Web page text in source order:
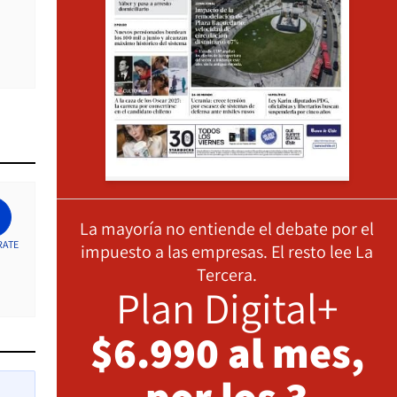
La mayoría no entiende el debate por el
impuesto a las empresas. El resto lee La
Tercera.
Plan Digital+
$6.990 al mes,